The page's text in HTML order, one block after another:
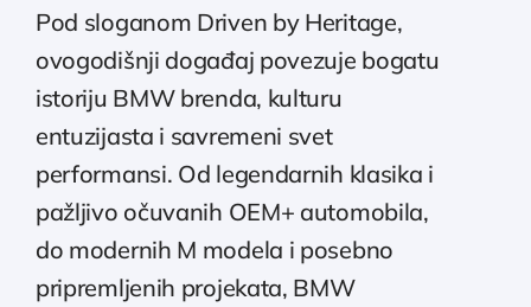
Pod sloganom Driven by Heritage,
ovogodišnji događaj povezuje bogatu
istoriju BMW brenda, kulturu
entuzijasta i savremeni svet
performansi. Od legendarnih klasika i
pažljivo očuvanih OEM+ automobila,
do modernih M modela i posebno
pripremljenih projekata, BMW